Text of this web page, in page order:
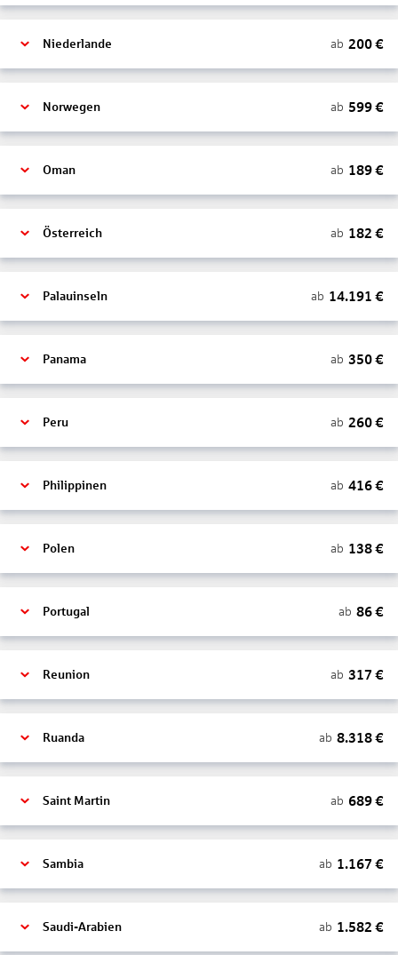
Niederlande ab 200€
Norwegen ab 599€
Oman ab 189€
Österreich ab 182 €
Palauinseln ab 14.191 €
Panama ab 350€
Peru ab 260€
Philippinen ab 416€
Polen ab 138€
Portugal ab 86€
Reunion ab 317 €
Ruanda ab 8.318€
Saint Martin ab 689€
Sambia ab 1.167 €
Saudi-Arabien ab 1.582 €